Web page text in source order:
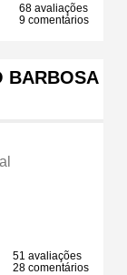
68 avaliações
9 comentários
BARBOSA
51 avaliações
28 comentários